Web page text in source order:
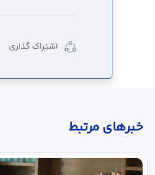
اشتراک گذاری
خبر‌های مرتبط